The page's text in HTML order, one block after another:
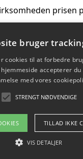
prisen
til en hjemmeside
2026 - Pilanto Aps
kontakt
Blog
bruger
cookies til at forbedre
accepterer du
med vores
STRENGT NØDVENDIGE
TILLAD IKKE
VIS DETALJER